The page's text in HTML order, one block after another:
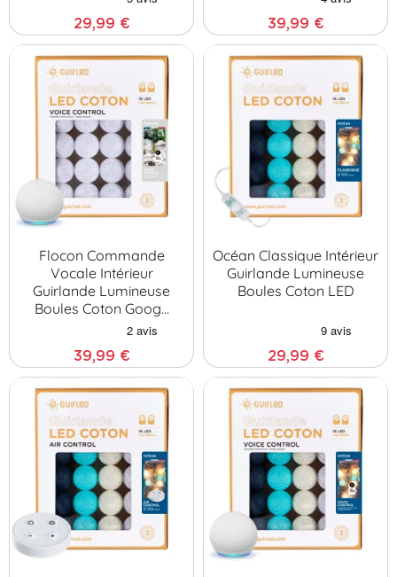
29,99 € 39,99 €
Flocon Commande
Vocale Intérieur
Guirlande Lumineuse
Boules Coton Goog…
39,99 €
Océan Classique Intérieur
Guirlande Lumineuse
Boules Coton LED
29,99 €